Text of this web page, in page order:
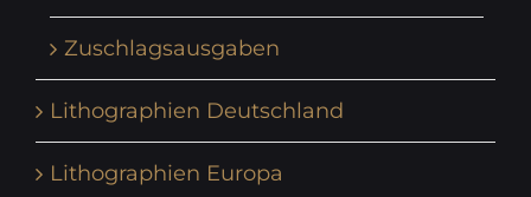
Zuschlagsausgaben
Lithographien Deutschland
Lithographien Europa